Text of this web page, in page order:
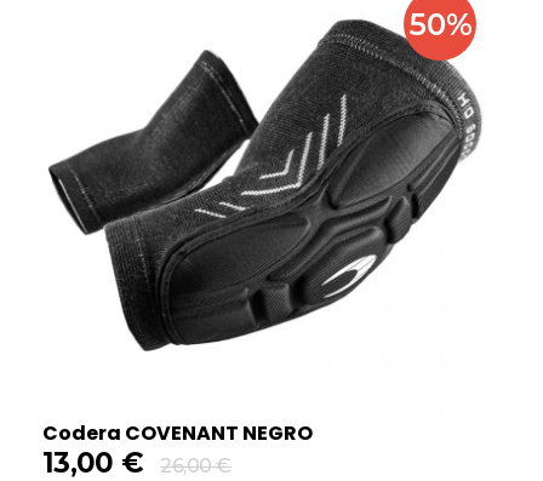
50%
Codera COVENANT NEGRO
13,00 € 26,00€